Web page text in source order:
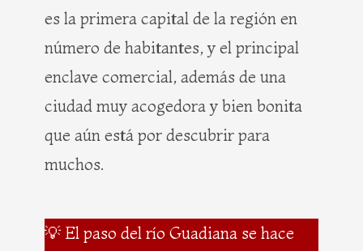
es la primera capital de la región en
número de habitantes, y el principal
enclave comercial, además de una
ciudad muy acogedora y bien bonita
que aún está por descubrir para
muchos.
💡 El paso del río Guadiana se hace